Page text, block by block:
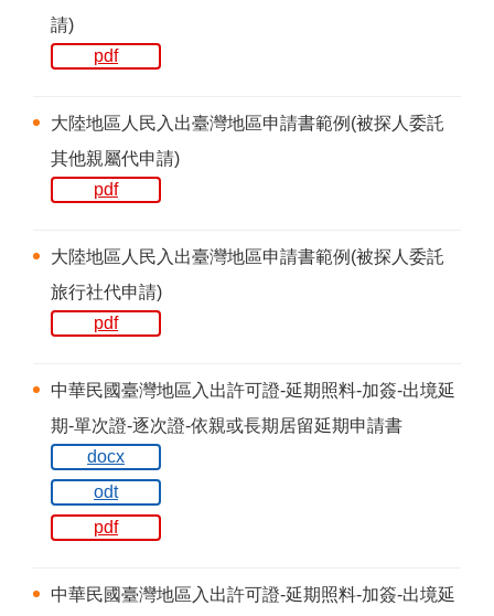
請)
pdf
大陸地區人民入出臺灣地區申請書範例(被探人委託
其他親屬代申請)
pdf
大陸地區人民入出臺灣地區申請書範例(被探人委託
旅行社代申請)
pdf
中華民國臺灣地區入出許可證-延期照料-加簽-出境延
期-單次證-逐次證-依親或長期居留延期申請書
docx
odt
pdf
中華民國臺灣地區入出許可證-延期照料-加簽-出境延